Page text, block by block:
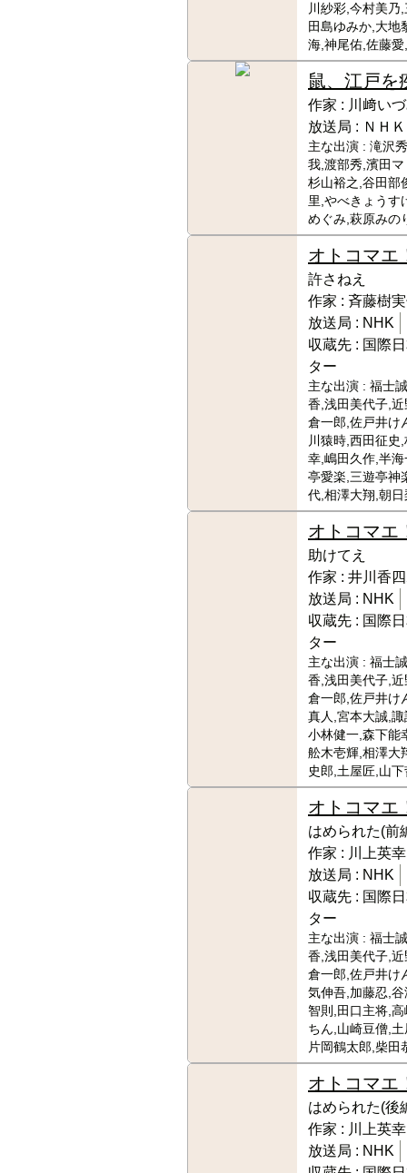
川紗彩,今村美乃
田島ゆみか,大地
海,神尾佑,佐藤
鼠、江戸を
作家 : 川﨑い
放送局 : ＮＨＫ
主な出演 : 滝沢
我,渡部秀,濱田
杉山裕之,谷田部
里,やべきょうす
めぐみ,萩原みの
オトコマエ
許さねえ
作家 : 斉藤樹
放送局 : NHK
収蔵先 : 国際
ター
主な出演 : 福士
香,浅田美代子,
倉一郎,佐戸井け
川猿時,西田征史
幸,嶋田久作,半
亭愛楽,三遊亭神
代,相澤大翔,朝
オトコマエ
助けてえ
作家 : 井川香
放送局 : NHK
収蔵先 : 国際
ター
主な出演 : 福士
香,浅田美代子,
倉一郎,佐戸井け
真人,宮本大誠,
小林健一,森下能
舩木壱輝,相澤大
史郎,土屋匠,山
オトコマエ
はめられた(前
作家 : 川上英幸
放送局 : NHK
収蔵先 : 国際
ター
主な出演 : 福士
香,浅田美代子,
倉一郎,佐戸井け
気伸吾,加藤忍,
智則,田口主将,
ちん,山崎豆僧,
片岡鶴太郎,柴田
オトコマエ
はめられた(後
作家 : 川上英幸
放送局 : NHK